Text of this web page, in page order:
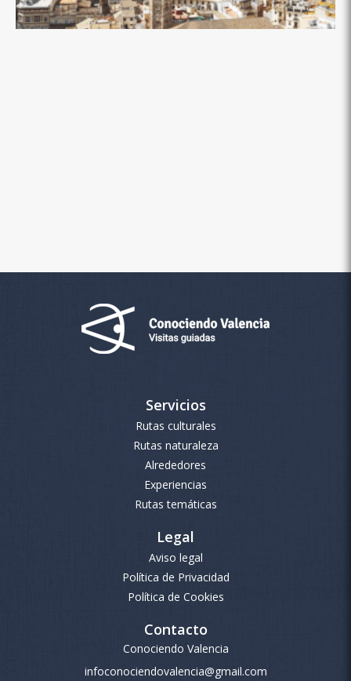
Servicios
Rutas culturales
Rutas naturaleza
Alrededores
Experiencias
Rutas temáticas
Legal
Aviso legal
Política de Privacidad
Política de Cookies
Contacto
Conociendo Valencia
infoconociendovalencia@gmail.com